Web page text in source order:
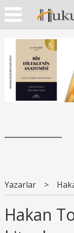
Yazarlar >
Hakan